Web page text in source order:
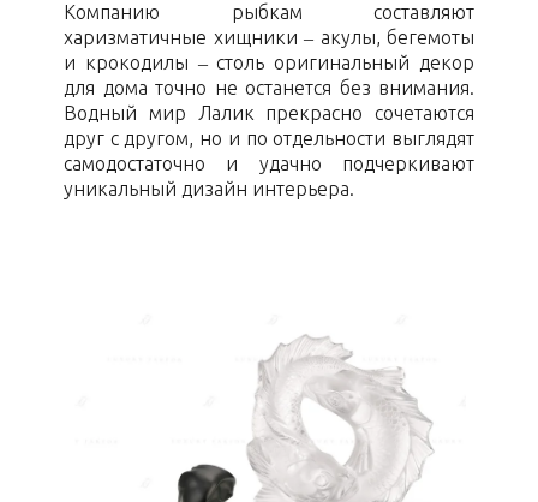
Компанию рыбкам составляют
харизматичные хищники – акулы, бегемоты
и крокодилы – столь оригинальный декор
для дома точно не останется без внимания.
Водный мир Лалик прекрасно сочетаются
друг с другом, но и по отдельности выглядят
самодостаточно и удачно подчеркивают
уникальный дизайн интерьера.